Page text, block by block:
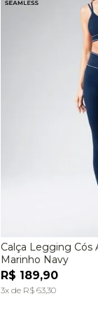
P
Calça Legging Cós
Marinho Navy
R$ 189,90
3x de R$ 63,30